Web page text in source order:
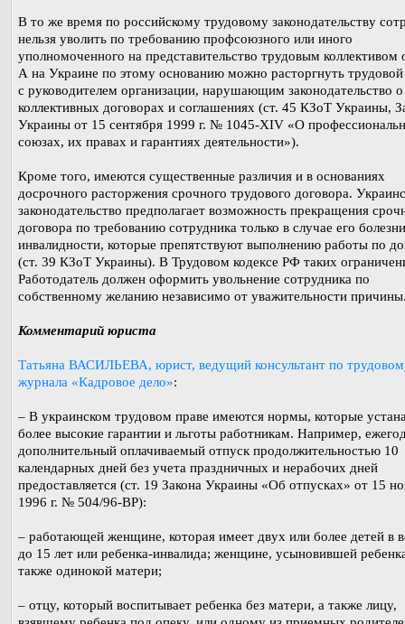
В то же время по российскому трудовому законодательству
нельзя уволить по требованию профсоюзного или иного
уполномоченного на представительство трудовым коллективом
А на Украине по этому основанию можно расторгнуть трудовой
с руководителем организации, нарушающим законодательство
коллективных договорах и соглашениях (ст. 45 КЗоТ Украины,
Украины от 15 сентября 1999 г. № 1045-XIV «О
союзах, их правах и гарантиях деятельности»).
Кроме того, имеются существенные различия и в основаниях
досрочного расторжения срочного трудового договора.
законодательство предполагает возможность прекращения
договора по требованию сотрудника только в случае его
инвалидности, которые препятствуют выполнению работы по
(ст. 39 КЗоТ Украины). В Трудовом кодексе РФ таких
Работодатель должен оформить увольнение сотрудника по
собственному желанию независимо от уважительности
Комментарий юриста
Татьяна ВАСИЛЬЕВА, юрист, ведущий консультант по
журнала «Кадровое дело»:
– В украинском трудовом праве имеются нормы, которые
более высокие гарантии и льготы работникам. Например,
дополнительный оплачиваемый отпуск продолжительностью 10
календарных дней без учета праздничных и нерабочих дней
предоставляется (ст. 19 Закона Украины «Об отпусках» от 15
1996 г. № 504/96-ВР):
– работающей женщине, которая имеет двух или более детей в
до 15 лет или ребенка-инвалида; женщине, усыновившей
также одинокой матери;
– отцу, который воспитывает ребенка без матери, а также лицу,